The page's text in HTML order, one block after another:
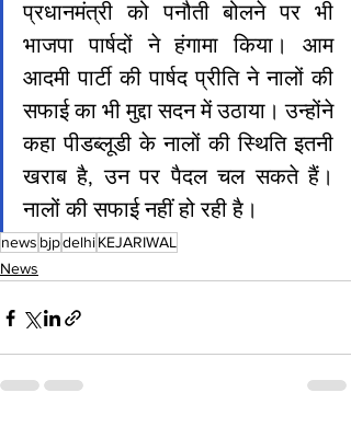
प्रधानमंत्री को पनौती बोलने पर भी
भाजपा पार्षदों ने हंगामा किया। आम
आदमी पार्टी की पार्षद प्रीति ने नालों की
सफाई का भी मुद्दा सदन में उठाया। उन्होंने
कहा पीडब्लूडी के नालों की स्थिति इतनी
खराब है, उन पर पैदल चल सकते हैं।
नालों की सफाई नहीं हो रही है।
news bjpdelhiKEJARIWAL
News